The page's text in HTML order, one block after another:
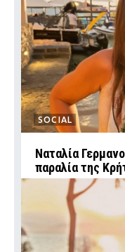
SOCIAL
Ναταλία
παραλία της